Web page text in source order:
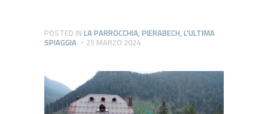
PIERABECH
FOTO E VIDEO
CONTATTI
LOGIN
POSTED IN LA PARROCCHIA,PIERABECH,L'ULTIMA
SPIAGGIA
25 MARZO 2024